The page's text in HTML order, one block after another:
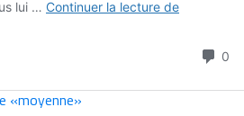
«moyenne»